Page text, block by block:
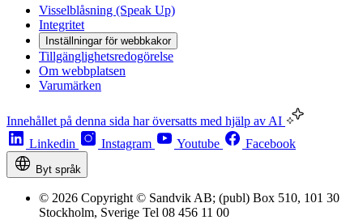
Visselblåsning (Speak Up)
Integritet
Inställningar för webbkakor
Tillgänglighetsredogörelse
Om webbplatsen
Varumärken
Innehållet på denna sida har översatts med hjälp av AI
Linkedin
Instagram Youtube Facebook
Byt språk
© 2026 Copyright © Sandvik AB; (publ) Box 510, 101 30
Stockholm, Sverige Tel 08 456 11 00